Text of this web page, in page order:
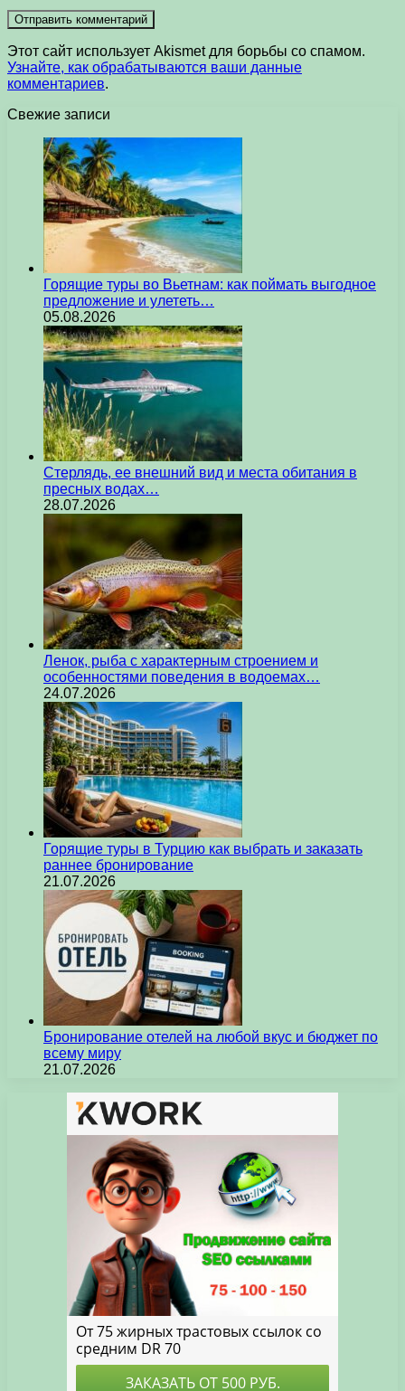
Этот сайт использует Akismet для борьбы со спамом.
Узнайте, как обрабатываются ваши данные
комментариев.
Свежие записи
Горящие туры во Вьетнам: как поймать выгодное
предложение и улететь…
05.08.2026
Стерлядь, ее внешний вид и места обитания в
пресных водах…
28.07.2026
Ленок, рыба с характерным строением и
особенностями поведения в водоемах…
24.07.2026
Горящие туры в Турцию как выбрать и заказать
раннее бронирование
21.07.2026
Бронирование отелей на любой вкус и бюджет по
всему миру
21.07.2026